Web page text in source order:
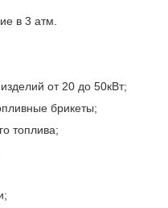
в 3 атм.
от 20 до 50кВт;
брикеты;
топлива;